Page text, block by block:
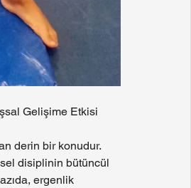
Gelişime Etkisi
derin bir konudur.
disiplinin bütüncül
ergenlik